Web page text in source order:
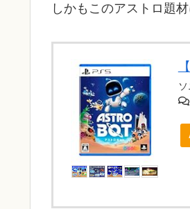
しかもこのアストロ題